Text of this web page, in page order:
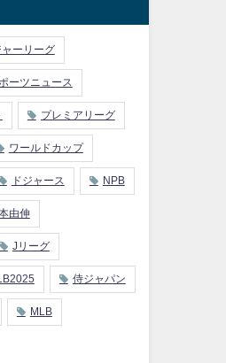
ャーリーグ
ーツニュース
プレミアリーグ
ワールドカップ
ドジャース NPB
由伸
Jリーグ
侍ジャパン
MLB